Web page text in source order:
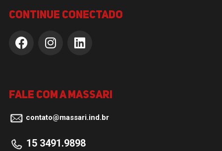
Fale com a Massari
contato@massari.ind.br
15 3491.9898
continue conectado